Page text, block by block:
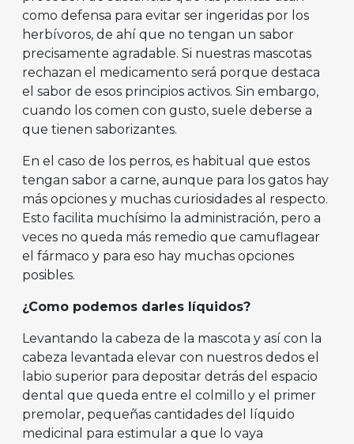
como defensa para evitar ser ingeridas por los
herbívoros, de ahí que no tengan un sabor
precisamente agradable. Si nuestras mascotas
rechazan el medicamento será porque destaca
el sabor de esos principios activos. Sin embargo,
cuando los comen con gusto, suele deberse a
que tienen saborizantes.
En el caso de los perros, es habitual que estos
tengan sabor a carne, aunque para los gatos hay
más opciones y muchas curiosidades al respecto.
Esto facilita muchísimo la administración, pero a
veces no queda más remedio que camuflagear
el fármaco y para eso hay muchas opciones
posibles.
¿Como podemos darles líquidos?
Levantando la cabeza de la mascota y así con la
cabeza levantada elevar con nuestros dedos el
labio superior para depositar detrás del espacio
dental que queda entre el colmillo y el primer
premolar, pequeñas cantidades del líquido
medicinal para estimular a que lo vaya